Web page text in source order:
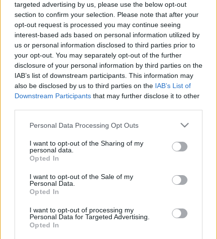
targeted advertising by us, please use the below opt-out
section to confirm your selection. Please note that after your
opt-out request is processed you may continue seeing
interest-based ads based on personal information utilized by
us or personal information disclosed to third parties prior to
your opt-out. You may separately opt-out of the further
disclosure of your personal information by third parties on the
IAB’s list of downstream participants. This information may
also be disclosed by us to third parties on the IAB’s List of
Downstream Participants that may further disclose it to other
Please note that this website/app uses one or more Google
not limited to your visit or usage behaviour. You may click to
grant or deny consent to Google and its third-party tags to
use your data for below specified purposes in below Google
consent section.
Personal Data Processing Opt Outs
I want to opt-out of the Sharing of my
personal data.
Opted In
I want to opt-out of the Sale of my
Personal Data.
Opted In
I want to opt-out of processing my
Personal Data for Targeted Advertising.
Opted In
#allergia #influenza#cukorbetegség
#orvosmeteorológia#vérnyomás #stroke#rákbetegség
#pajzsmirigy#reflux#ekcéma#herpesz
Regisztráció
Szűrőbusz
Szűrőbusz